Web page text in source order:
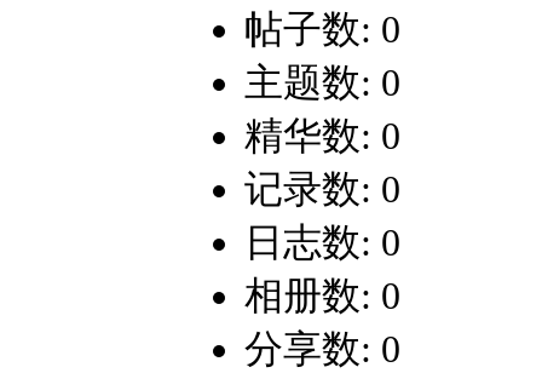
帖子数: 0
主题数: 0
精华数: 0
记录数: 0
日志数: 0
相册数: 0
分享数: 0